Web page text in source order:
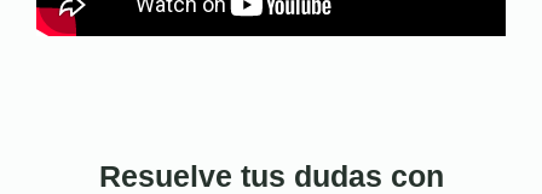
Resuelve tus dudas con